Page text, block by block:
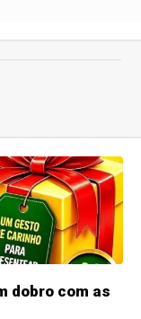
dobro com as